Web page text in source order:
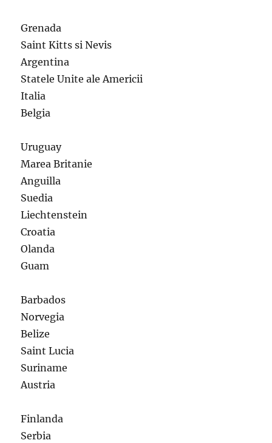
Grenada
Saint Kitts si Nevis
Argentina
Statele Unite ale Americii
Italia
Belgia
Uruguay
Marea Britanie
Anguilla
Suedia
Liechtenstein
Croatia
Olanda
Guam
Barbados
Norvegia
Belize
Saint Lucia
Suriname
Austria
Finlanda
Serbia